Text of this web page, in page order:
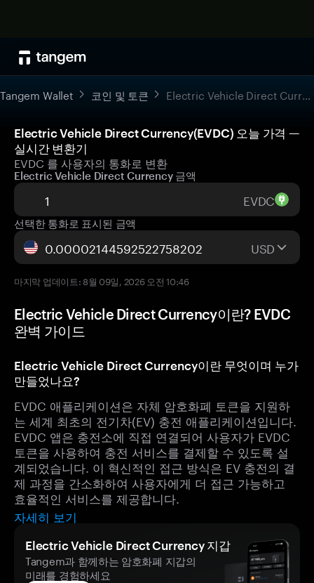
Tangem Wallet 코인 및 토큰 Electric Vehicle Direct Currency
Electric Vehicle Direct Currency(EVDC) 오늘 가격 —
실시간 변환기
EVDC 를 사용자의 통화로 변환
Electric Vehicle Direct Currency 금액
EVDC
선택한 통화로 표시된 금액
USD
마지막 업데이트: 8월 09일, 2026 오전 10:46
Electric Vehicle Direct Currency이란? EVDC
완벽 가이드
Electric Vehicle Direct Currency이란 무엇이며 누가
만들었나요?
EVDC 애플리케이션은 자체 암호화폐 토큰을 지원하
는 세계 최초의 전기차(EV) 충전 애플리케이션입니다.
EVDC 앱은 충전소에 직접 연결되어 사용자가 EVDC
토큰을 사용하여 충전 서비스를 결제할 수 있도록 설
계되었습니다. 이 혁신적인 접근 방식은 EV 충전의 결
제 과정을 간소화하여 사용자에게 더 접근 가능하고
효율적인 서비스를 제공합니다.
자세히 보기
Electric Vehicle Direct Currency 지갑
Tangem과 함께하는 암호화폐 지갑의
미래를 경험하세요